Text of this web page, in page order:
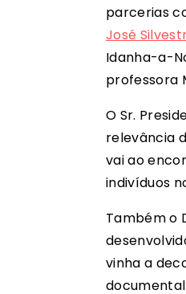
parcerias
José
Idanha-a-
professora
O Sr.
relevância
vai ao
indivíduos
Também o
vinha a